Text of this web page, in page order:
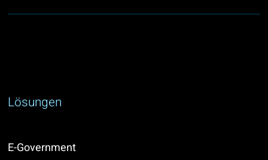
Lösungen
E-Government